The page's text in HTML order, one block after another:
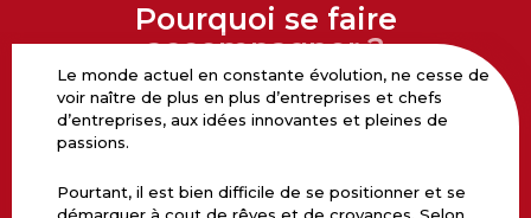
Pourquoi se faire
accompagner ?
Le monde actuel en constante évolution, ne cesse de
voir naître de plus en plus d’entreprises et chefs
d’entreprises, aux idées innovantes et pleines de
passions.
Pourtant, il est bien difficile de se positionner et se
démarquer à cout de rêves et de croyances. Selon